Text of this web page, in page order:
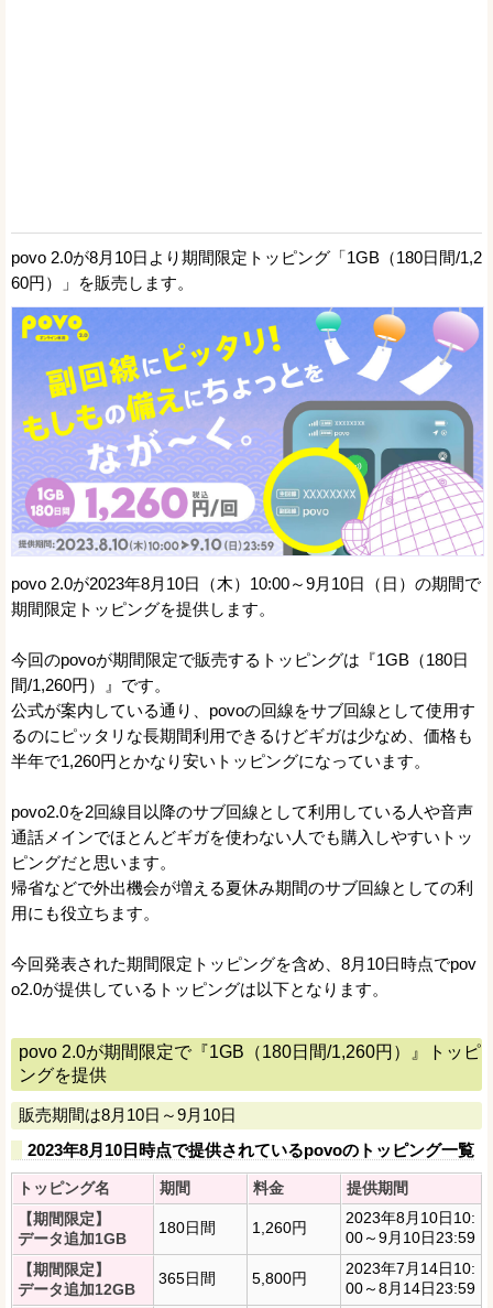
povo 2.0が8月10日より期間限定トッピング「1GB（180日間/1,2
60円）」を販売します。
povo 2.0が2023年8月10日（木）10:00～9月10日（日）の期間で
期間限定トッピングを提供します。
今回のpovoが期間限定で販売するトッピングは『1GB（180日
間/1,260円）』です。
公式が案内している通り、povoの回線をサブ回線として使用す
るのにピッタリな長期間利用できるけどギガは少なめ、価格も
半年で1,260円とかなり安いトッピングになっています。
povo2.0を2回線目以降のサブ回線として利用している人や音声
通話メインでほとんどギガを使わない人でも購入しやすいトッ
ピングだと思います。
帰省などで外出機会が増える夏休み期間のサブ回線としての利
用にも役立ちます。
今回発表された期間限定トッピングを含め、8月10日時点でpov
o2.0が提供しているトッピングは以下となります。
povo 2.0が期間限定で『1GB（180日間/1,260円）』トッピ
ングを提供
販売期間は8月10日～9月10日
2023年8月10日時点で提供されているpovoのトッピング一覧
トッピング名 期間 料金
提供期間
【期間限定】
データ追加1GB
180日間 1,260円
2023年8月10日10:
00～9月10日23:59
【期間限定】
データ追加12GB
365日間 5,800円
2023年7月14日10:
00～8月14日23:59